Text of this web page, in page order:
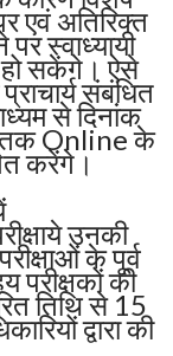
एवं अतिरिक्त
स्वाध्यायी
हो सकेंगे। ऐसे
संबंधित
से दिनांक
Online के
करेंगे।
उनकी
के पूर्व
परीक्षकों की
तिथि से 15
द्वारा की